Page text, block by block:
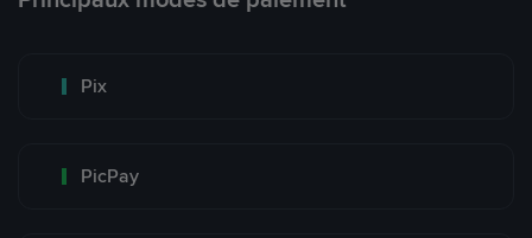
Pix
PicPay